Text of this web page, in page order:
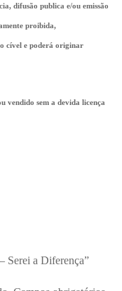
difusão publica e/ou emissão
proibida,
cível e poderá originar
vendido sem a devida licença
Serei a Diferença”